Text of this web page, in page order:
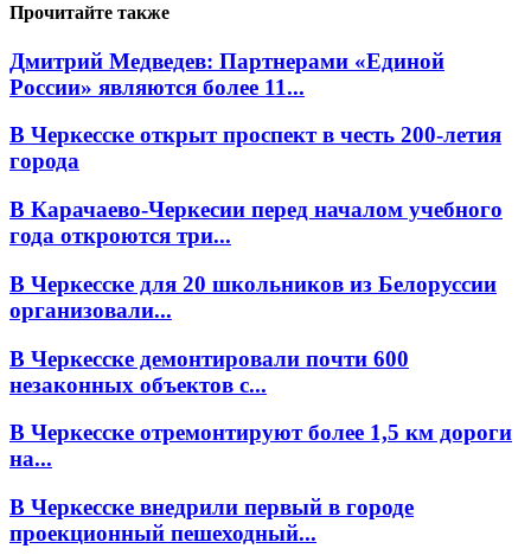
Прочитайте также
Дмитрий Медведев: Партнерами «Единой
России» являются более 11...
В Черкесске открыт проспект в честь 200-летия
города
В Карачаево-Черкесии перед началом учебного
года откроются три...
В Черкесске для 20 школьников из Белоруссии
организовали...
В Черкесске демонтировали почти 600
незаконных объектов с...
В Черкесске отремонтируют более 1,5 км дороги
на...
В Черкесске внедрили первый в городе
проекционный пешеходный...